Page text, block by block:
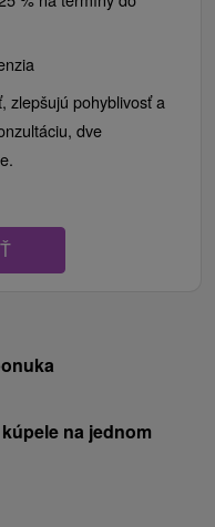
zlepšujú pohyblivosť a
dve
na jednom